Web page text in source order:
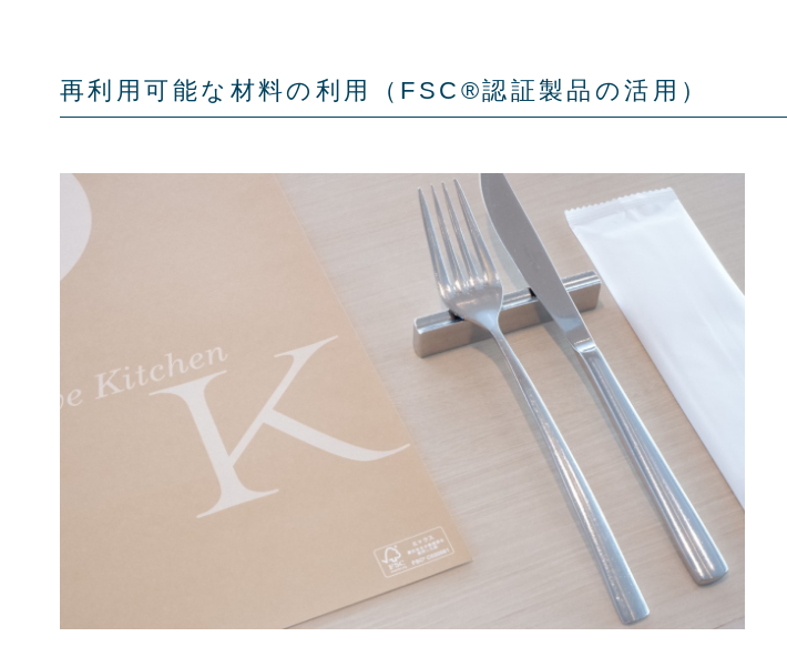
再利用可能な材料の利用（FSC®️認証製品の活用）